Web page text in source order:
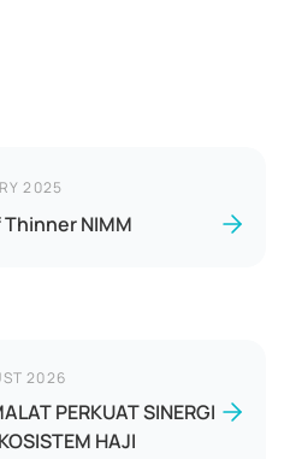
2025
NIMM
2026
PERKUAT SINERGI
HAJI